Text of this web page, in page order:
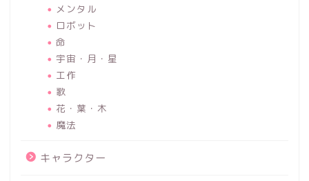
メンタル
ロボット
命
宇宙・月・星
工作
歌
花・葉・木
魔法
キャラクター